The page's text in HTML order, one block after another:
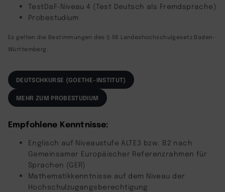
TestDaF-Niveau 4 (Test Deutsch als Fremdsprache)
Probestudium
Es gelten die Bestimmungen des § 58 Landeshochschulgesetz Baden-
Württemberg.
DEUTSCHKURSE (GOETHE-INSTITUT)
MEHR ZUM PROBESTUDIUM
Empfohlene Kenntnisse:
Englisch auf Niveaustufe ALTE3 bzw. B2 nach
Gemeinsamer Europäischer Referenzrahmen für
Sprachen (GER)
Mathematikkenntnisse auf dem Niveau der
Hochschulzugangsberechtigung